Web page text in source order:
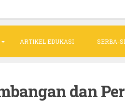
ARTIKEL EDUKASI SERBA-
dan